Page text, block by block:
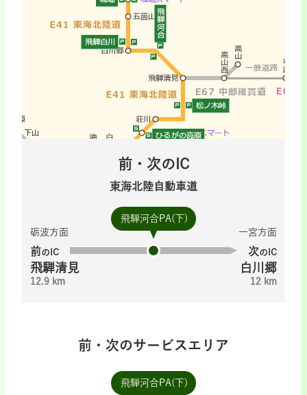
前・次のIC
東海北陸自動車道
飛騨河合PA(下)
砺波方面
前のIC
飛騨清見
12.9 km
一宮方面
次のIC
白川郷
12 km
前・次のサービスエリア
飛騨河合PA(下)